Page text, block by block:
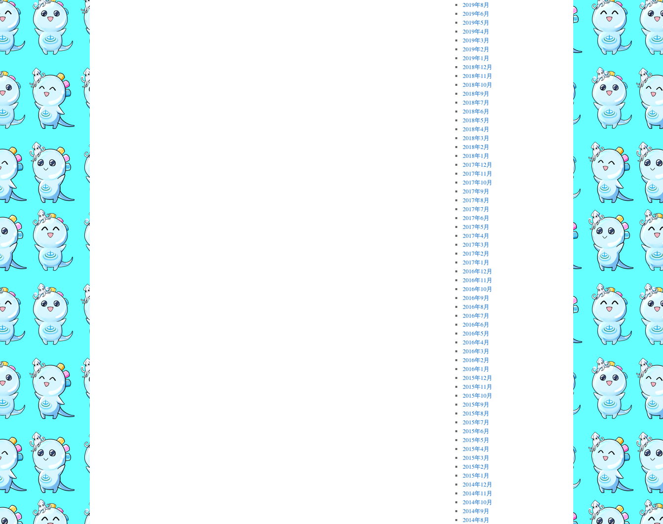
2019年8月
2019年6月
2019年5月
2019年4月
2019年3月
2019年2月
2019年1月
2018年12月
2018年11月
2018年10月
2018年9月
2018年7月
2018年6月
2018年5月
2018年4月
2018年3月
2018年2月
2018年1月
2017年12月
2017年11月
2017年10月
2017年9月
2017年8月
2017年7月
2017年6月
2017年5月
2017年4月
2017年3月
2017年2月
2017年1月
2016年12月
2016年11月
2016年10月
2016年9月
2016年8月
2016年7月
2016年6月
2016年5月
2016年4月
2016年3月
2016年2月
2016年1月
2015年12月
2015年11月
2015年10月
2015年9月
2015年8月
2015年7月
2015年6月
2015年5月
2015年4月
2015年3月
2015年2月
2015年1月
2014年12月
2014年11月
2014年10月
2014年9月
2014年8月